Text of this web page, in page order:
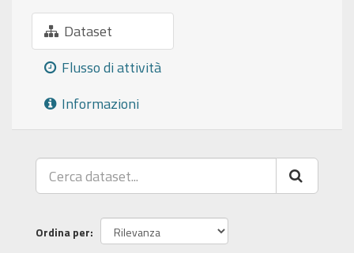
Dataset
Flusso di attività
Informazioni
Ordina per